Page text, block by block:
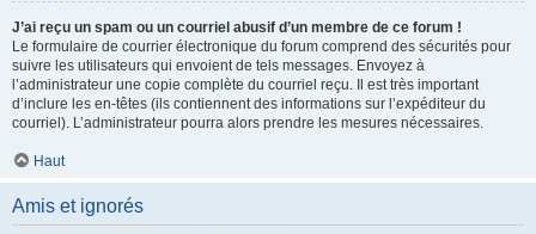
J’ai reçu un spam ou un courriel abusif d’un membre de ce forum !
Le formulaire de courrier électronique du forum comprend des sécurités pour
suivre les utilisateurs qui envoient de tels messages. Envoyez à
l’administrateur une copie complète du courriel reçu. Il est très important
d’inclure les en-têtes (ils contiennent des informations sur l’expéditeur du
courriel). L’administrateur pourra alors prendre les mesures nécessaires.
Haut
Amis et ignorés